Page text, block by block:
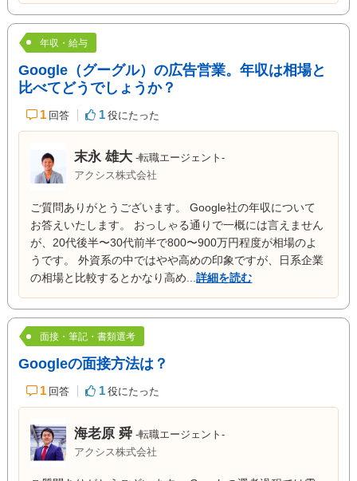
年収・給与
Google（グーグル）の広告営業。年収は相場と
比べてどうでしょうか？
1 回答 1 役にたった
末永 雄大 -転職エージェント-
アクシス株式会社
ご質問ありがとうございます。 Google社の年収について
お答えいたします。 おっしゃる通りで一概には言えません
が、20代後半〜30代前半で800〜900万円程度が相場のよ
うです。 外資系の中ではやや高めの印象ですが、日系企業
の相場と比較するとかなり高め...詳細を読む
面接・筆記・書類選考
Googleの面接方法は？
1 回答 1 役にたった
海老原 舜 -転職エージェント-
アクシス株式会社